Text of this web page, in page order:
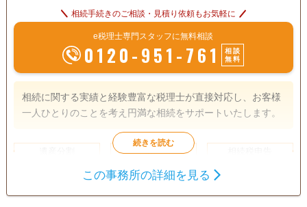
相続手続きのご相談・見積り依頼もお気軽に
e税理士専門スタッフに無料相談
0120-951-761
相談
無料
相続に関する実績と経験豊富な税理士が直接対応し、お客様
一人ひとりのことを考え円満な相続をサポートいたします。
生前贈与
この事務所の詳細を見る